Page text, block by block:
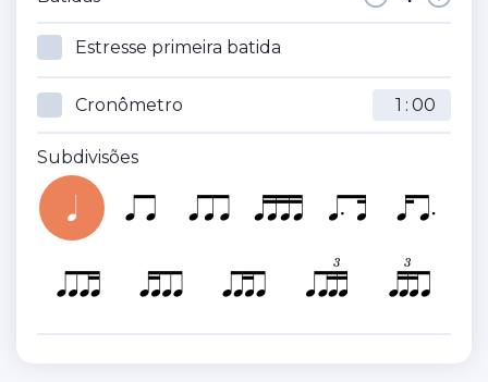
Estresse primeira batida
Cronômetro :
Subdivisões